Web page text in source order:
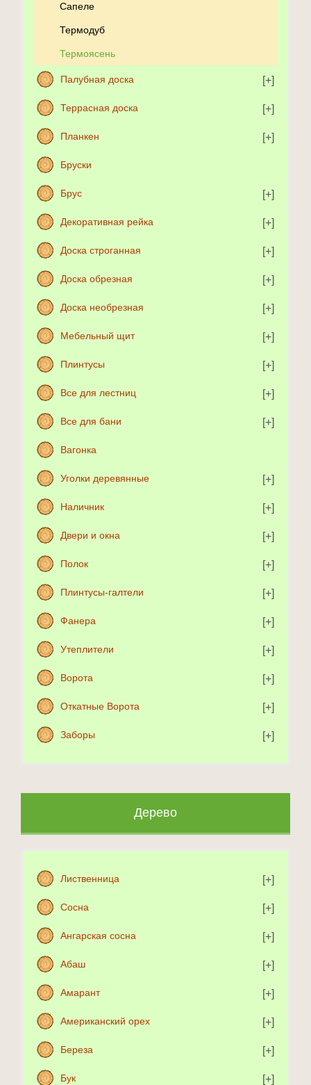
Сапеле
Термодуб
Термоясень
Палубная доска
Террасная доска
Планкен
Бруски
Брус
Декоративная рейка
Доска строганная
Доска обрезная
Доска необрезная
Мебельный щит
Плинтусы
Все для лестниц
Все для бани
Вагонка
Уголки деревянные
Наличник
Двери и окна
Полок
Плинтусы-галтели
Фанера
Утеплители
Ворота
Откатные Ворота
Заборы
Дерево
Лиственница
Сосна
Ангарская сосна
Абаш
Амарант
Американский орех
Береза
Бук